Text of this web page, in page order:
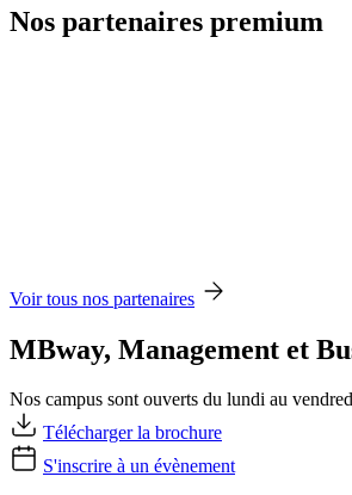
Nos partenaires premium
Voir tous nos partenaires
MBway, Management et
Nos campus sont ouverts du lundi au
Télécharger la brochure
S'inscrire à un évènement